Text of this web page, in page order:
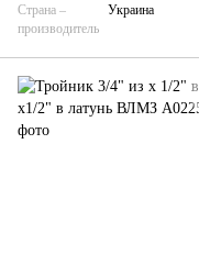
Страна –
производитель
Украина